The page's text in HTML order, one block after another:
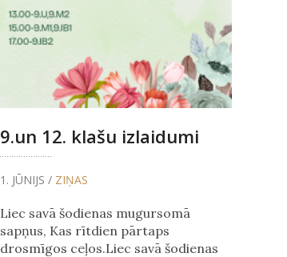
9.un 12. klašu izlaidumi
1. JŪNIJS / ZIŅAS
Liec savā šodienas mugursomā
sapņus, Kas rītdien pārtaps
drosmīgos ceļos.Liec savā šodienas